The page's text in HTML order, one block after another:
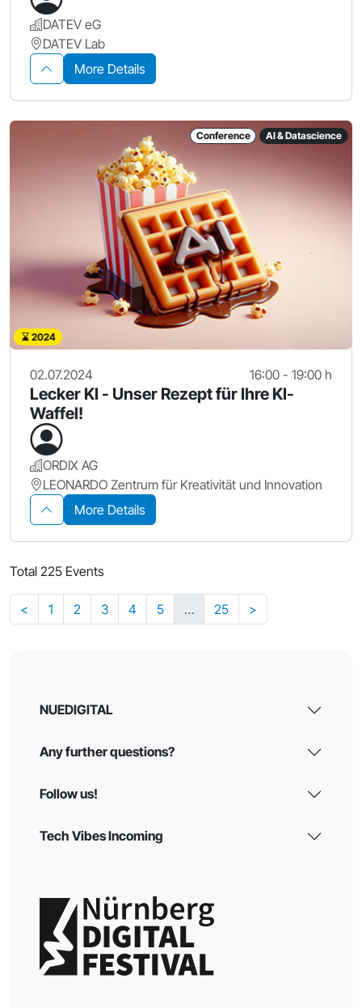
DATEV eG
DATEV Lab
More Details
Conference AI & Datascience
2024
02.07.2024 16:00 - 19:00 h
Lecker KI - Unser Rezept für Ihre KI-
Waffel!
ORDIX AG
LEONARDO Zentrum für Kreativität und Innovation
More Details
Total 225 Events
< 1 2 3 4 5 … 25 >
NUEDIGITAL
Any further questions?
Follow us!
Tech Vibes Incoming